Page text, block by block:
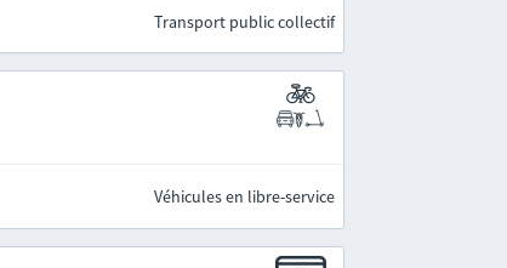
Transport public collectif
Véhicules en libre-service